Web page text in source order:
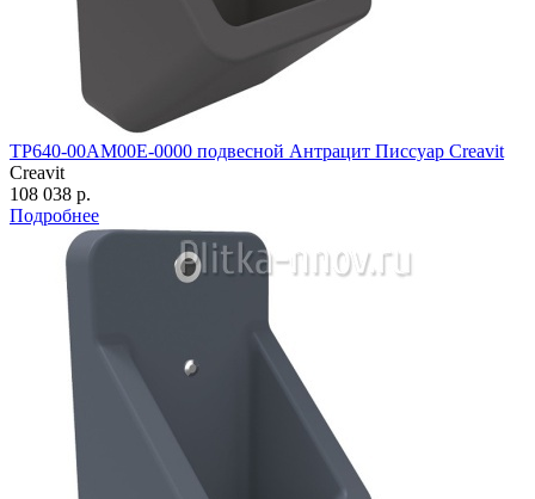
TP640-00AM00E-0000 подвесной Антрацит Писсуар Creavit
Creavit
108 038 р.
Подробнее